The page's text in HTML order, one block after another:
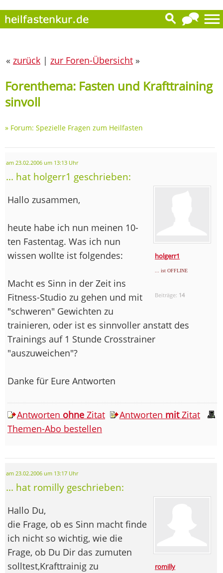
« zurück | zur Foren-Übersicht »
Forenthema: Fasten und Krafttraining
sinvoll
» Forum: Spezielle Fragen zum Heilfasten
am 23.02.2006 um 13:13 Uhr
... hat holgerr1 geschrieben:
holgerr1
... ist OFFLINE
Beiträge: 14
Hallo zusammen,
heute habe ich nun meinen 10-
ten Fastentag. Was ich nun
wissen wollte ist folgendes:
Macht es Sinn in der Zeit ins
Fitness-Studio zu gehen und mit
"schweren" Gewichten zu
trainieren, oder ist es sinnvoller anstatt des
Trainings auf 1 Stunde Crosstrainer
"auszuweichen"?
Danke für Eure Antworten
Antworten ohne Zitat Antworten mitZitat
Themen-Abo bestellen
am 23.02.2006 um 13:17 Uhr
... hat romilly geschrieben:
romilly
Hallo Du,
die Frage, ob es Sinn macht finde
ich nicht so wichtig, wie die
Frage, ob Du Dir das zumuten
solltest,Krafttrainig zu